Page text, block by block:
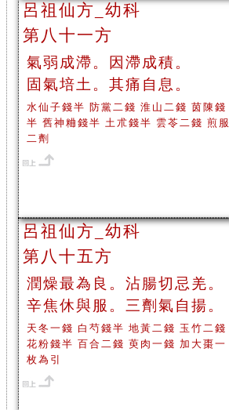
呂祖仙方_幼科
第八十一方
氣弱成滯。因滯成積。
固氣培土。其痛自息。
水仙子錢半 防黨二錢 淮山二錢 茵陳錢
半 舊神粬錢半 土朮錢半 雲苓二錢 煎服
二劑
呂祖仙方_幼科
第八十五方
潤燥最為良。沾腸切忌羌。
辛焦休與服。三劑氣自揚。
天冬一錢 白芍錢半 地黃二錢 玉竹二錢
花粉錢半 百合二錢 萸肉一錢 加大棗一
枚為引